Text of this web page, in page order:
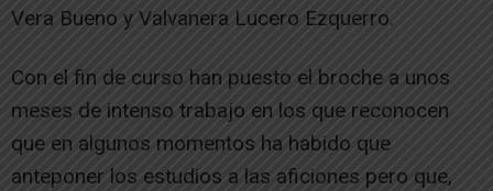
Vera Bueno y Valvanera Lucero Ezquerro.
Con el fin de curso han puesto el broche a unos
meses de intenso trabajo en los que reconocen
que en algunos momentos ha habido que
anteponer los estudios a las aficiones pero que,